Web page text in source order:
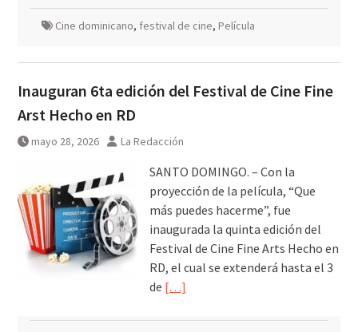
Cine dominicano, festival de cine, Película
Inauguran 6ta edición del Festival de Cine Fine
Arst Hecho en RD
mayo 28, 2026 La Redacción
SANTO DOMINGO. – Con la
proyección de la película, “Que
más puedes hacerme”, fue
inaugurada la quinta edición del
Festival de Cine Fine Arts Hecho en
RD, el cual se extenderá hasta el 3
de […]